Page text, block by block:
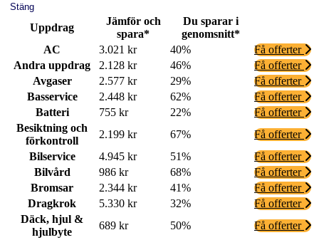
Stäng
Uppdrag
Jämför och
spara*
Du sparar i
genomsnitt*
AC
3.021 kr 40%
Få offerter
Andra uppdrag
2.128 kr 46%
Få offerter
Avgaser
2.577 kr 29%
Få offerter
Basservice
2.448 kr 62%
Få offerter
Batteri
755 kr 22%
Få offerter
Besiktning och
förkontroll
2.199 kr 67%
Få offerter
Bilservice
4.945 kr 51%
Få offerter
Bilvård
986 kr 68%
Få offerter
Bromsar
2.344 kr 41%
Få offerter
Dragkrok
5.330 kr 32%
Få offerter
Däck, hjul &
hjulbyte
689 kr 50%
Få offerter